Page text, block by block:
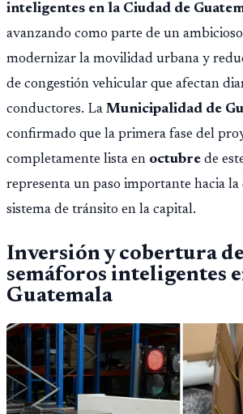
inteligentes en la Ciudad de
avanzando como parte de un
modernizar la movilidad urbana y
de congestión vehicular que afectan
conductores. La Municipalidad de
confirmado que la primera fase del
completamente lista en octubre de
representa un paso importante hacia
sistema de tránsito en la capital.
Inversión y cobertura
semáforos inteligentes
Guatemala